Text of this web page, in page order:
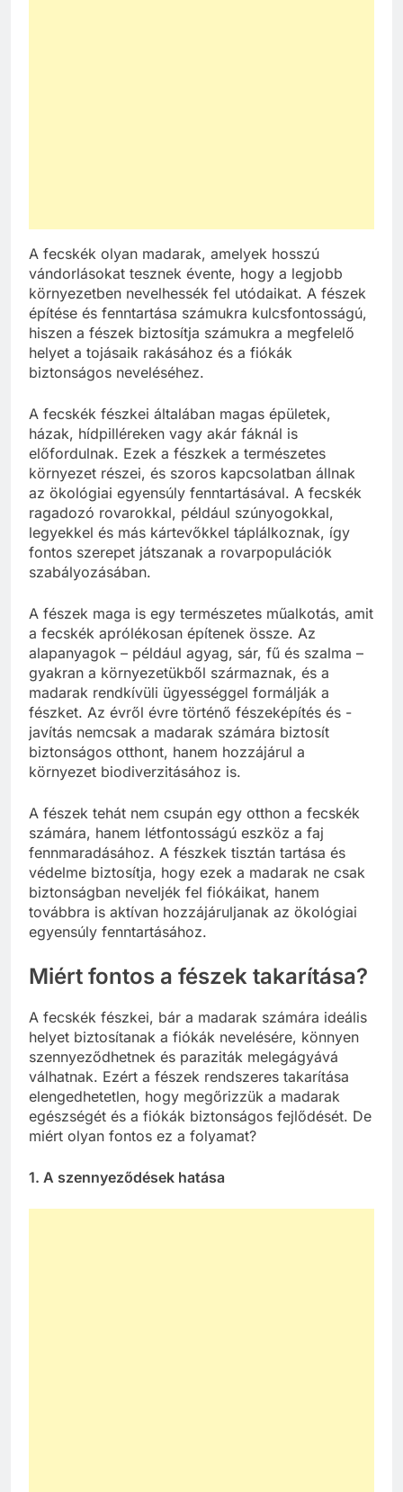
A fecskék olyan madarak, amelyek hosszú
vándorlásokat tesznek évente, hogy a legjobb
környezetben nevelhessék fel utódaikat. A fészek
építése és fenntartása számukra kulcsfontosságú,
hiszen a fészek biztosítja számukra a megfelelő
helyet a tojásaik rakásához és a fiókák
biztonságos neveléséhez.
A fecskék fészkei általában magas épületek,
házak, hídpilléreken vagy akár fáknál is
előfordulnak. Ezek a fészkek a természetes
környezet részei, és szoros kapcsolatban állnak
az ökológiai egyensúly fenntartásával. A fecskék
ragadozó rovarokkal, például szúnyogokkal,
legyekkel és más kártevőkkel táplálkoznak, így
fontos szerepet játszanak a rovarpopulációk
szabályozásában.
A fészek maga is egy természetes műalkotás, amit
a fecskék aprólékosan építenek össze. Az
alapanyagok – például agyag, sár, fű és szalma –
gyakran a környezetükből származnak, és a
madarak rendkívüli ügyességgel formálják a
fészket. Az évről évre történő fészeképítés és -
javítás nemcsak a madarak számára biztosít
biztonságos otthont, hanem hozzájárul a
környezet biodiverzitásához is.
A fészek tehát nem csupán egy otthon a fecskék
számára, hanem létfontosságú eszköz a faj
fennmaradásához. A fészkek tisztán tartása és
védelme biztosítja, hogy ezek a madarak ne csak
biztonságban neveljék fel fiókáikat, hanem
továbbra is aktívan hozzájáruljanak az ökológiai
egyensúly fenntartásához.
Miért fontos a fészek takarítása?
A fecskék fészkei, bár a madarak számára ideális
helyet biztosítanak a fiókák nevelésére, könnyen
szennyeződhetnek és paraziták melegágyává
válhatnak. Ezért a fészek rendszeres takarítása
elengedhetetlen, hogy megőrizzük a madarak
egészségét és a fiókák biztonságos fejlődését. De
miért olyan fontos ez a folyamat?
1. A szennyeződések hatása